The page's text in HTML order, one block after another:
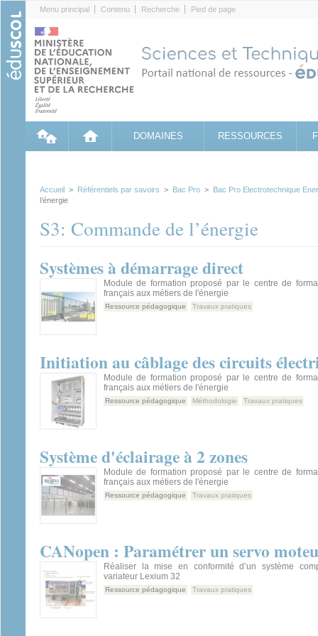
Menu principal Contenu Recherche Pied de page
DOMAINES RESSOURCES
Accueil > Référentiels par savoirs > Bac Pro > Bac Pro Electrotechnique
l’énergie
S3: Commande de l’énergie
Systèmes à démarrage direct
Module de formation proposé par le centre de
français aux métiers de l'énergie
Ressource pédagogique Travaux pratiques
Initiation au câblage des circuits
Module de formation proposé par le centre de
français aux métiers de l'énergie
Ressource pédagogique Méthodologie Travaux pratiques
Système d'éclairage à 2 zones
Module de formation proposé par le centre de
français aux métiers de l'énergie
Ressource pédagogique Travaux pratiques
CANopen : Paramétrer un servo
Réaliser la mise en conformité d’un système
variateur Lexium 32
Ressource pédagogique Travaux pratiques